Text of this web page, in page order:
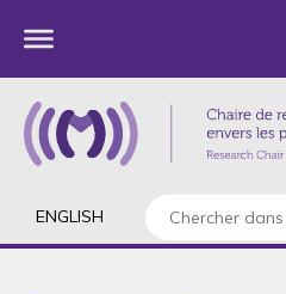
ENGLISH